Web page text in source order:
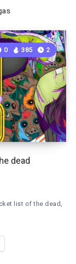
dead
0 385 2
list of the dead,